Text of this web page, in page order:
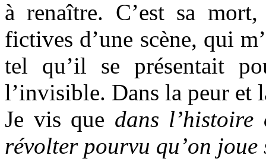
à renaître. C’est sa
fictives d’une scène, qui
tel qu’il se présentait
l’invisible. Dans la peur et
Je vis que dans
révolter pourvu qu’on joue